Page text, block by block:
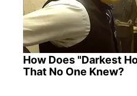
How Does "Darkest
That No One Knew?